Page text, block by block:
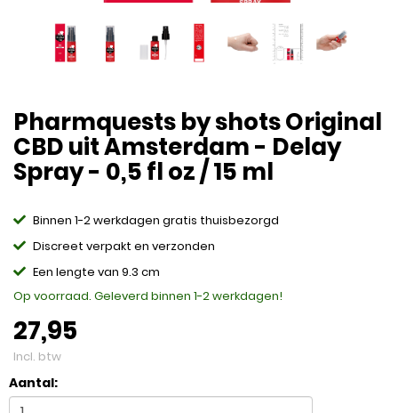
Pharmquests by shots Original
CBD uit Amsterdam - Delay
Spray - 0,5 fl oz / 15 ml
Binnen 1-2 werkdagen gratis thuisbezorgd
Discreet verpakt en verzonden
Een lengte van 9.3 cm
Op voorraad. Geleverd binnen 1-2 werkdagen!
27,95
Incl. btw
Aantal: